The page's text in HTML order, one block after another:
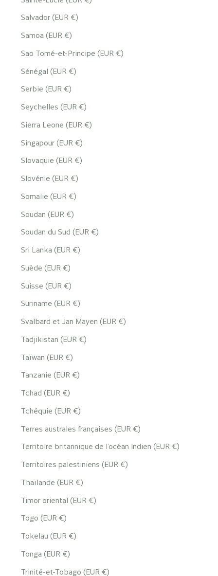
Salvador (EUR €)
Samoa (EUR €)
Sao Tomé-et-Principe (EUR €)
Sénégal (EUR €)
Serbie (EUR €)
Seychelles (EUR €)
Sierra Leone (EUR €)
Singapour (EUR €)
Slovaquie (EUR €)
Slovénie (EUR €)
Somalie (EUR €)
Soudan (EUR €)
Soudan du Sud (EUR €)
Sri Lanka (EUR €)
Suède (EUR €)
Suisse (EUR €)
Suriname (EUR €)
Svalbard et Jan Mayen (EUR €)
Tadjikistan (EUR €)
Taïwan (EUR €)
Tanzanie (EUR €)
Tchad (EUR €)
Tchéquie (EUR €)
Terres australes françaises (EUR €)
Territoire britannique de l’océan Indien (EUR €)
Territoires palestiniens (EUR €)
Thaïlande (EUR €)
Timor oriental (EUR €)
Togo (EUR €)
Tokelau (EUR €)
Tonga (EUR €)
Trinité-et-Tobago (EUR €)